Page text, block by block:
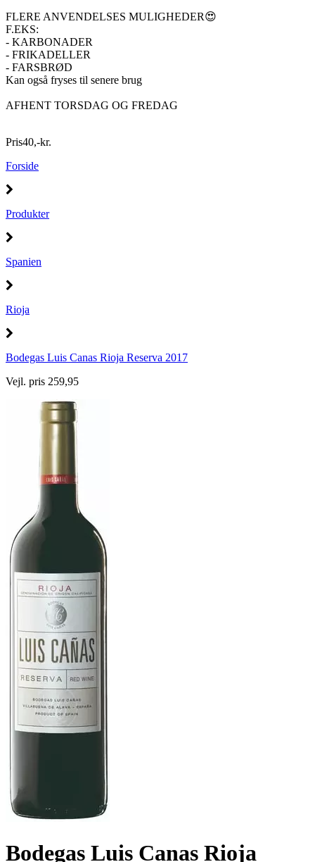
FLERE ANVENDELSES MULIGHEDER😍
F.EKS:
- KARBONADER
- FRIKADELLER
- FARSBRØD
Kan også fryses til senere brug
AFHENT TORSDAG OG FREDAG
Pris40,-kr.
Forside
Produkter
Spanien
Rioja
Bodegas Luis Canas Rioja Reserva 2017
Vejl. pris 259,95
Bodegas Luis Canas Rioja